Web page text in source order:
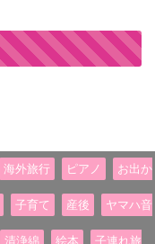
海外旅行 ピアノ お出か
子育て 産後 ヤマハ音
清浄綿 絵本 子連れ旅